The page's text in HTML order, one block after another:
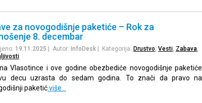
za novogodišnje paketiće – Rok za
8. decembar
19.11.2025 | Autor: InfoDesk| Kategorija: Drustvo Vesti, Zabava,
Vlasotince i ove godine obezbediće novogodišnje paketiće
decu uzrasta do sedam godina. To znači da pravo na
paketićviše…